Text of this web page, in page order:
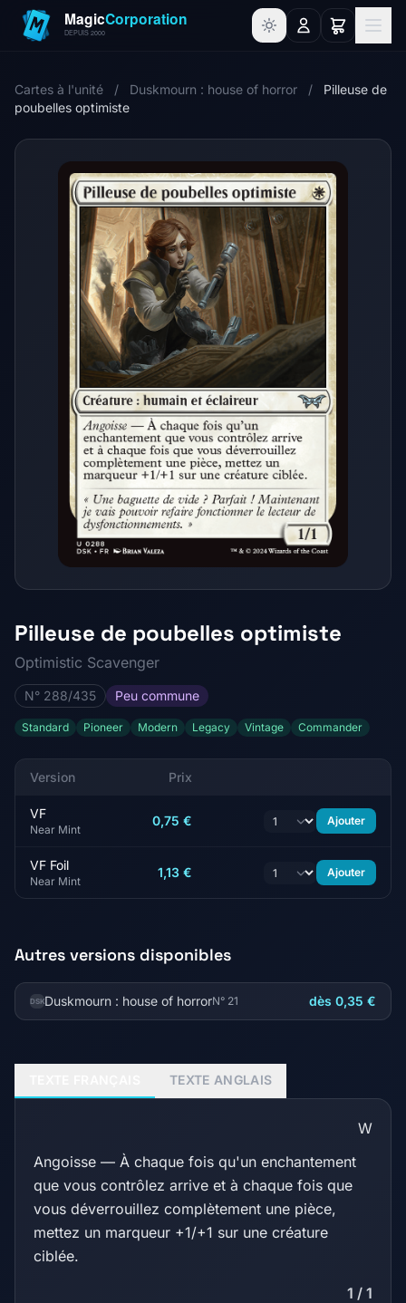
Cartes à l'unité / Duskmourn : house of horror /
Pilleuse de
poubelles optimiste
Pilleuse de poubelles optimiste
Optimistic Scavenger
N° 288/435 Peu commune
Standard Pioneer Modern Legacy Vintage Commander
Version Prix
VF
Near Mint
0,75 € Ajouter
VF Foil
Near Mint
1,13 € Ajouter
Autres versions disponibles
DSKDuskmourn : house of horrorN° 21 dès 0,35 €
TEXTE ANGLAIS
W
Angoisse — À chaque fois qu'un enchantement
que vous contrôlez arrive et à chaque fois que
vous déverrouillez complètement une pièce,
mettez un marqueur +1/+1 sur une créature
ciblée.
1 / 1